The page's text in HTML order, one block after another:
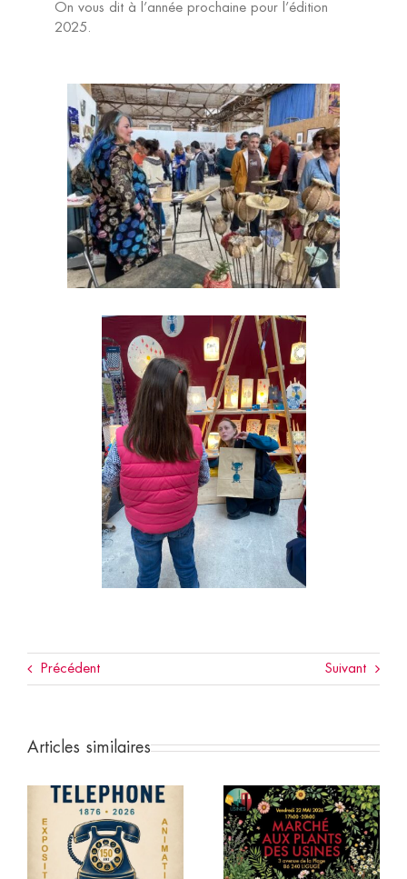
On vous dit à l’année prochaine pour l’édition
2025.
Précédent Suivant
Articles similaires